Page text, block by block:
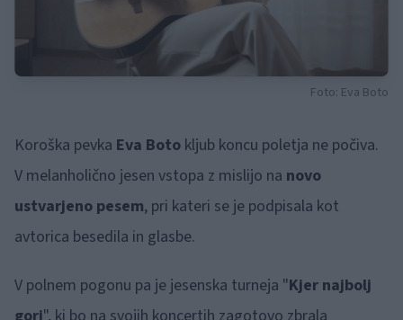
Foto: Eva Boto
Koroška pevka Eva Boto kljub koncu poletja ne počiva.
V melanholično jesen vstopa z mislijo na novo
ustvarjeno pesem, pri kateri se je podpisala kot
avtorica besedila in glasbe.
V polnem pogonu pa je jesenska turneja "Kjer najbolj